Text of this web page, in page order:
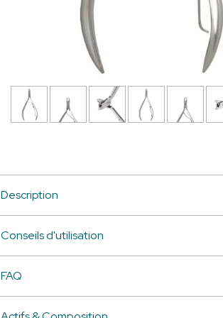
Description
Conseils d'utilisation
FAQ